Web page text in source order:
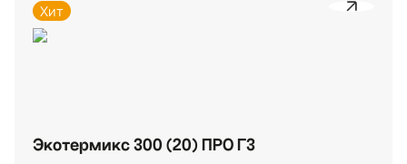
Хит
Экотермикс 300 (20) ПРО Г3